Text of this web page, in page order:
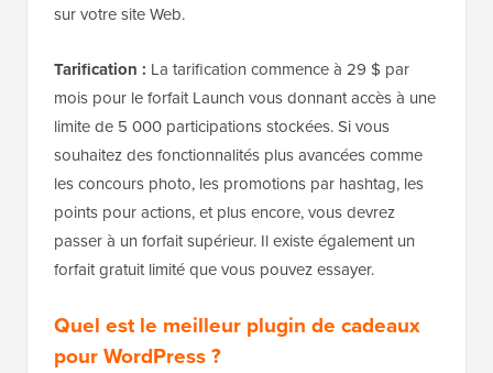
sur votre site Web.
Tarification : La tarification commence à 29 $ par
mois pour le forfait Launch vous donnant accès à une
limite de 5 000 participations stockées. Si vous
souhaitez des fonctionnalités plus avancées comme
les concours photo, les promotions par hashtag, les
points pour actions, et plus encore, vous devrez
passer à un forfait supérieur. Il existe également un
forfait gratuit limité que vous pouvez essayer.
Quel est le meilleur plugin de cadeaux
pour WordPress ?